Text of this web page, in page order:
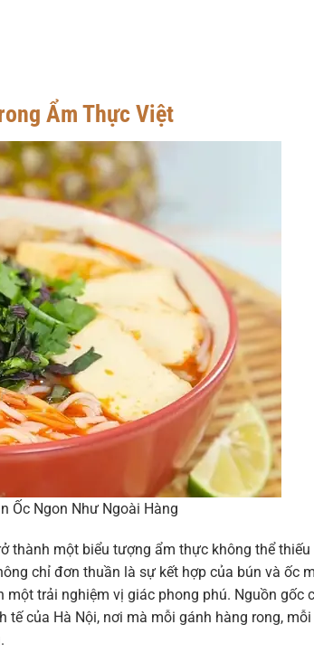
Ẩm Thực Việt
Ốc Ngon Như Ngoài Hàng
thành một biểu tượng ẩm thực không thể thiếu
chỉ đơn thuần là sự kết hợp của bún và ốc
trải nghiệm vị giác phong phú. Nguồn gốc
của Hà Nội, nơi mà mỗi gánh hàng rong, mỗi